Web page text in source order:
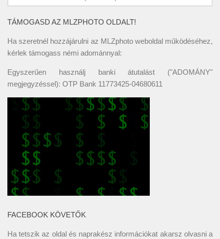
TÁMOGASD AZ MLZPHOTO OLDALT!
Ha szeretnél hozzájárulni az MLZphoto weboldal működéséhez,
kérlek támogass némi adománnyal:
Egyszerűen használj banki átutalást ("ADOMÁNY"
megjegyzéssel): OTP Bank 11773425-04680611
FACEBOOK KÖVETŐK
Ha tetszik az oldal és naprakész információkat akarsz olvasni a